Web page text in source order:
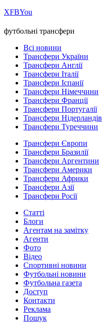
ХFBYou
футбольні трансфери
Всі новини
Трансфери України
Трансфери Англії
Трансфери Італії
Трансфери Іспанії
Трансфери Німеччини
Трансфери Франції
Трансфери Португалії
Трансфери Нідерландів
Трансфери Туреччини
Трансфери Європи
Трансфери Бразилії
Трансфери Аргентини
Трансфери Америки
Трансфери Африки
Трансфери Азії
Трансфери Росії
Статті
Блоги
Агентам на замітку
Агенти
Фото
Відео
Спортивні новини
Футбольні новини
Футбольна газета
Доступ
Контакти
Реклама
Пошук